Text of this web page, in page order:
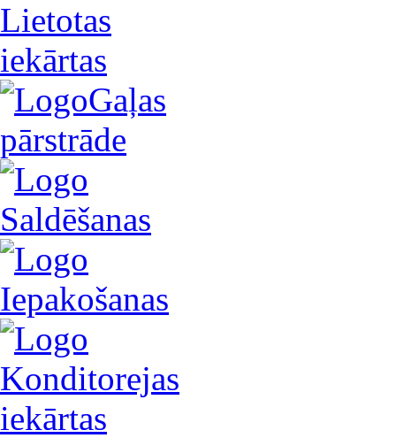
Lietotas
iekārtas
Gaļas
pārstrāde
Saldēšanas
Iepakošanas
Konditorejas
iekārtas